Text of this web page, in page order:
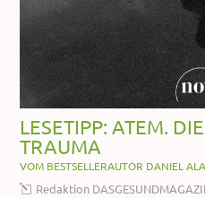
LESETIPP: ATEM.
TRAUMA
VOM BESTSELLERAUTOR DANIEL
Redaktion